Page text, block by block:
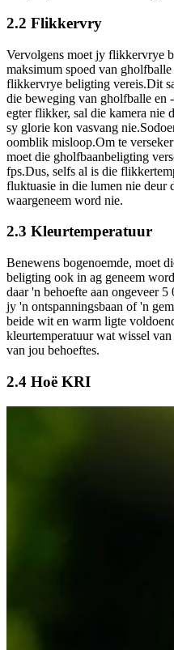
2.2 Flikkervry
Vervolgens moet jy flikkervrye
maksimum spoed van
flikkervrye beligting vereis.Dit
die beweging van gholfballe en
egter flikker, sal die kamera nie
sy glorie kon vasvang
oomblik misloop.Om te
moet die gholfbaanbeligting
fps.Dus, selfs al is die
fluktuasie in die lumen nie deur
waargeneem word nie.
2.3 Kleurtemperatuur
Benewens bogenoemde, moet
beligting ook in ag geneem
daar 'n behoefte aan ongeveer
jy 'n ontspanningsbaan of 'n
beide wit en warm ligte
kleurtemperatuur wat wissel
van jou behoeftes.
2.4 Hoë KRI